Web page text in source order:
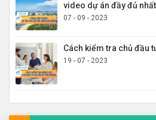
video dự án đầy đủ nhất
07 - 09 - 2023
Cách kiểm tra chủ đầu
19 - 07 - 2023